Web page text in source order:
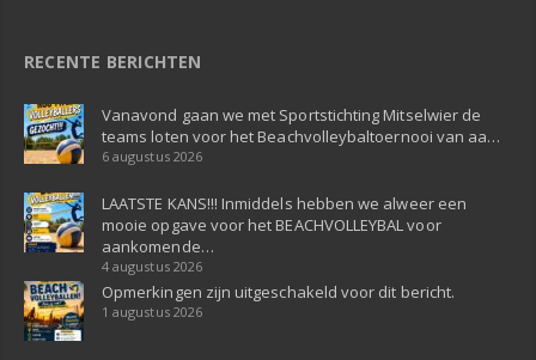
RECENTE BERICHTEN
Vanavond gaan we met Sportstichting Mitselwier de
teams loten voor het Beachvolleybaltoernooi van aa…
6 augustus 2026
LAATSTE KANS!!! Inmiddels hebben we alweer een
mooie opgave voor het BEACHVOLLEYBAL voor
aankomende…
4 augustus 2026
Opmerkingen zijn uitgeschakeld voor dit bericht.
1 augustus 2026